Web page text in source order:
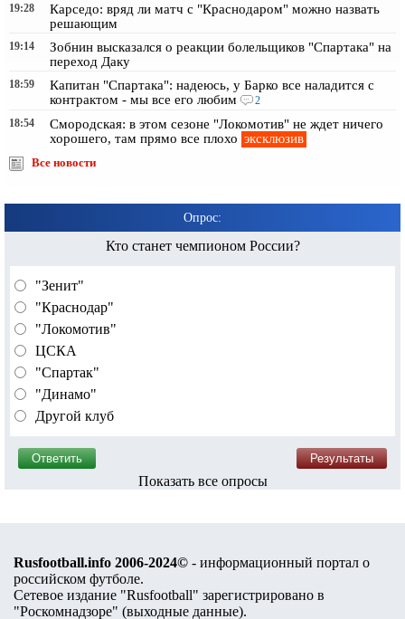
19:28
Карседо: вряд ли матч с "Краснодаром" можно назвать
решающим
19:14
Зобнин высказался о реакции болельщиков "Спартака" на
переход Даку
18:59
Капитан "Спартака": надеюсь, у Барко все наладится с
контрактом - мы все его любим
2
18:54
Смородская: в этом сезоне "Локомотив" не ждет ничего
хорошего, там прямо все плохо эксклюзив
Все новости
Опрос:
Кто станет чемпионом России?
"Зенит"
"Краснодар"
"Локомотив"
ЦСКА
"Спартак"
"Динамо"
Другой клуб
Показать все опросы
Rusfootball.info 2006-2024© - информационный портал о
российском футболе.
Сетевое издание "Rusfootball" зарегистрировано в
"Роскомнадзоре" (выходные данные).